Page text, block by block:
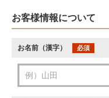
お客様情報について
お名前（漢字） 必須